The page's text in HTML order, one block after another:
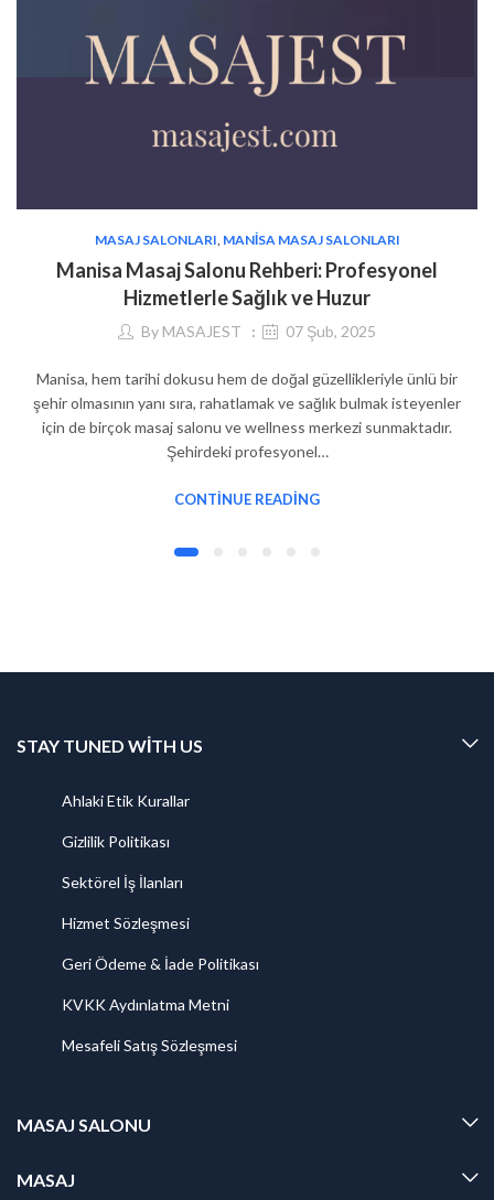
MASAJ SALONLARI MANISA MASAJ SALONLARI
Manisa Masaj Salonu Rehberi: Profesyonel
Hizmetlerle Sağlık ve Huzur
By MASAJEST 07 Şub, 2025
Manisa, hem tarihi dokusu hem de doğal güzellikleriyle ünlü bir
şehir olmasının yanı sıra, rahatlamak ve sağlık bulmak isteyenler
için de birçok masaj salonu ve wellness merkezi sunmaktadır.
Şehirdeki profesyonel…
CONTINUE READING
STAY TUNED WITH US
Ahlaki Etik Kurallar
Gizlilik Politikası
Sektörel İş İlanları
Hizmet Sözleşmesi
Geri Ödeme & İade Politikası
KVKK Aydınlatma Metni
Mesafeli Satış Sözleşmesi
MASAJ SALONU
MASAJ